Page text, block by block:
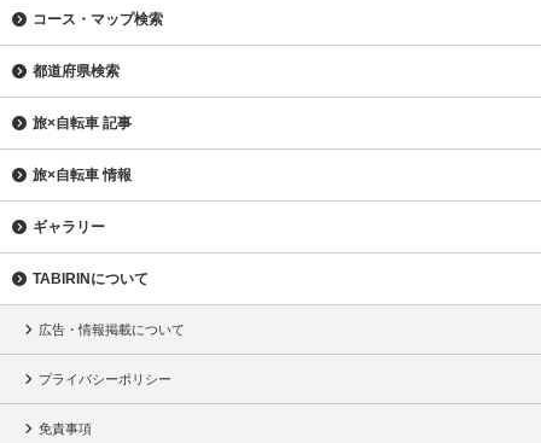
コース・マップ検索
都道府県検索
旅×自転車 記事
旅×自転車 情報
ギャラリー
TABIRINについて
広告・情報掲載について
プライバシーポリシー
免責事項